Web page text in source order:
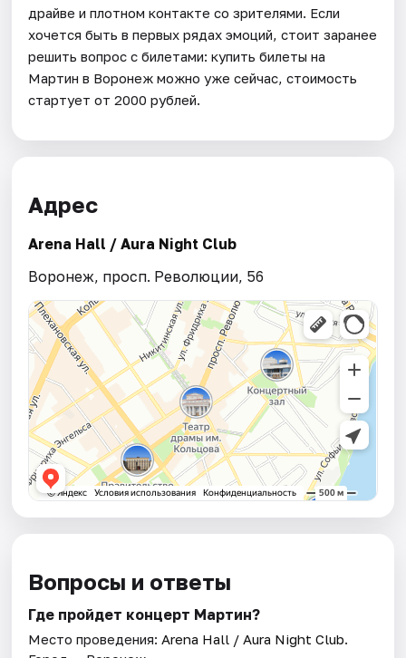
драйве и плотном контакте со зрителями. Если
хочется быть в первых рядах эмоций, стоит заранее
решить вопрос с билетами: купить билеты на
Мартин в Воронеж можно уже сейчас, стоимость
стартует от 2000 рублей.
Адрес
Arena Hall / Aura Night Club
Воронеж, просп. Революции, 56
Вопросы и ответы
Где пройдет концерт Мартин?
Место проведения:Arena Hall / Aura Night Club.